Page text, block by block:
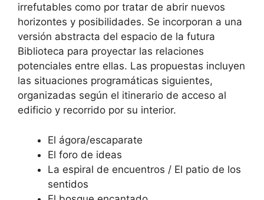
irrefutables como por tratar de abrir nuevos
horizontes y posibilidades. Se incorporan a una
versión abstracta del espacio de la futura
Biblioteca para proyectar las relaciones
potenciales entre ellas. Las propuestas incluyen
las situaciones programáticas siguientes,
organizadas según el itinerario de acceso al
edificio y recorrido por su interior.
El ágora/escaparate
El foro de ideas
La espiral de encuentros / El patio de los
sentidos